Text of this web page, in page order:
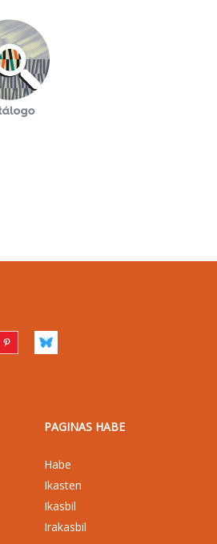
PAGINAS HABE
Habe
Ikasten
Ikasbil
Irakasbil